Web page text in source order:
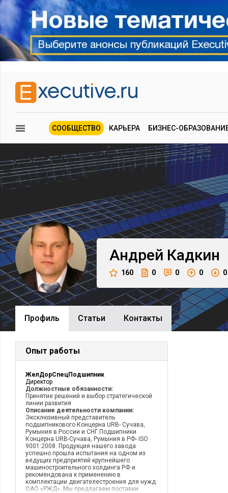
СООБЩЕСТВО КАРЬЕРА БИЗНЕС-
Андрей Кадкин
160 0 0 0 0
Профиль Cтатьи Контакты
Опыт работы
ЖелДорСпецПодшипник
Директор
Должностные обязанности:
Принятие решений и выбор стратегической
линии развития
Описание деятельности компании:
Эксклюзивный представитель
подшипникового Концерна URB- Сучава,
Румыния в России и СНГ.Подшипники
Концерна URB-Сучава, Румыния в РФ- ISO
9001:2008. Продукция нашего завода
успешно прошла испытания на одном из
ведущих предприятий крупнейшего
машиностроительного холдинга РФ и
рекомендована к применению в
комплектации двигателестроения для нужд
ОАО «РЖД». Мы предлагаем поставки